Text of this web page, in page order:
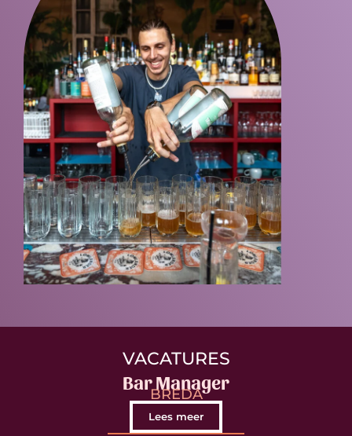
VACATURES
Bar Manager
BREDA
Lees meer